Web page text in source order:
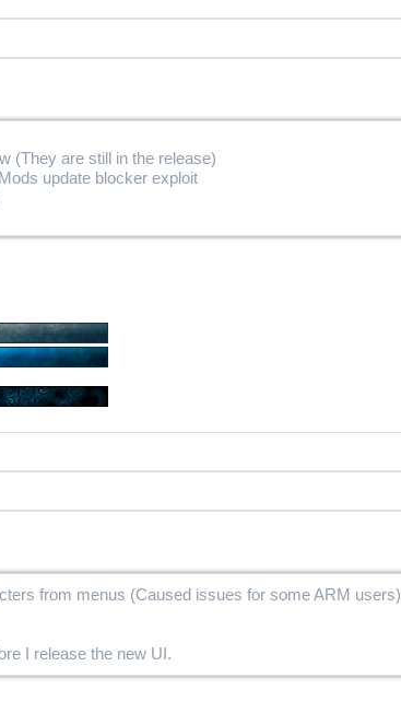
(They are still in the release)
update blocker exploit
from menus (Caused issues for some ARM users)
I release the new UI.